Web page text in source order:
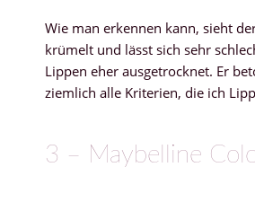
Wie man erkennen kann, sieht
krümelt und lässt sich sehr
Lippen eher ausgetrocknet. Er
ziemlich alle Kriterien, die ich
3 – Maybelline